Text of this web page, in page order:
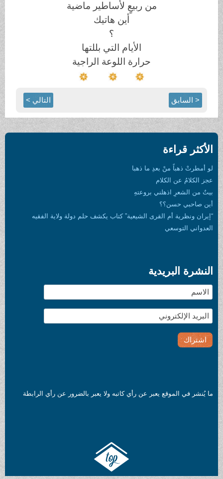
من ربيعٍ لأساطير ماضية
أين هاتيك
الأيام التي بللتها
حرارة اللوعة الراجية
< السابق التالي >
الأكثر قراءة
لو أمطرتْ ذهباً منْ بعدِ ما ذهبا
عجز الكلامُ عن الكلام
بيتٌ من الشعرِ اذهلني بروعتهِ
أين صاحبي حسن؟؟
“إيران ونظرية أم القرى الشيعية” كتاب يكشف حلم دولة ولاية الفقيه
العدواني التوسعي
النشرة البريدية
ما يُنشر في الموقع يعبر عن رأي كاتبه ولا يعبر بالضرور عن رأي الرابطة